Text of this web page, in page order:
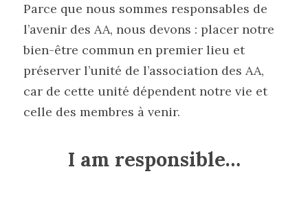
Parce que nous sommes responsables de
l’avenir des AA, nous devons : placer notre
bien-être commun en premier lieu et
préserver l’unité de l’association des AA,
car de cette unité dépendent notre vie et
celle des membres à venir.
I am responsible…